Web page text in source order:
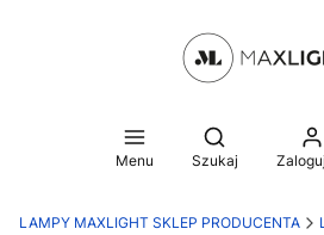
Menu
Otwórz
Szukaj
LAMPY MAXLIGHT SKLEP PRODUCENTA